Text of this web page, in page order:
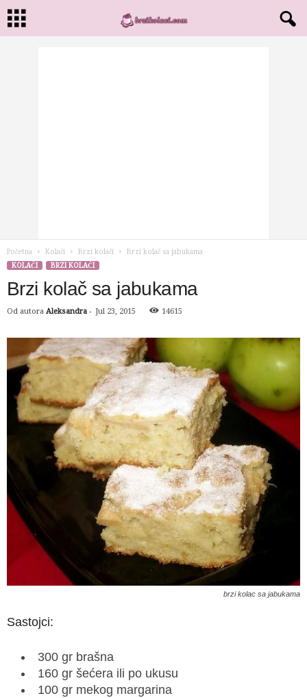
Početna Kolači Brzi kolači
Brzi kolač sa jabukama
KOLAČI
BRZI KOLAČI
Brzi kolač sa jabukama
Od autora Aleksandra - Jul 23, 2015 14615
brzi kolac sa jabukama
Sastojci:
300 gr brašna
160 gr šećera ili po ukusu
100 gr mekog margarina